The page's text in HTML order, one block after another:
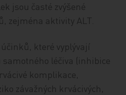
jsou časté zvýšené
zejména aktivity ALT.
které vyplývají
léčiva (inhibice
komplikace,
závažných krvácivých,